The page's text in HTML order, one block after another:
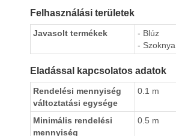
Felhasználási területek
Javasolt termékek
- Blúz
- Szoknya
Eladással kapcsolatos adatok
Rendelési mennyiség
változtatási egysége
0.1 m
Minimális rendelési
mennyiség
0.5 m